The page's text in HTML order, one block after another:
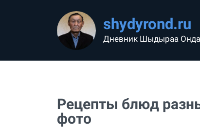
shydyrond.ru
Дневник Шыдыраа
Рецепты блюд
фото